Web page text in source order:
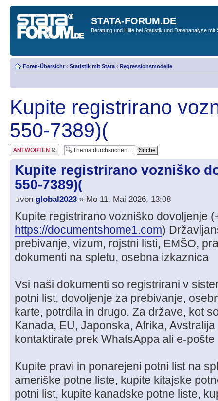
STATA-FORUM.DE
Beratung und Hilfe bei Statistik und Datenanalyse mit
Foren-Übersicht ‹ Statistik mit Stata ‹ Regressionsmodelle
Kupite registrirano
550-7389)(
Antwort erstellen
Kupite registrirano vozniško
550-7389)(
von global2023 » Mo 11. Mai 2026, 13:08
Kupite registrirano vozniško dovoljenje
https://documentshome1.com)
prebivanje, vizum, rojstni listi, EMŠO,
dokumenti na spletu, osebna izkaznica
Vsi naši dokumenti so registrirani v
potni list, dovoljenje za prebivanje,
karte, potrdila in drugo. Za države, kot
Kanada, EU, Japonska, Afrika,
kontaktirate prek WhatsAppa ali e-
Kupite pravi in ​​ponarejeni potni list na
ameriške potne liste, kupite kitajske
potni list, kupite kanadske potne liste,